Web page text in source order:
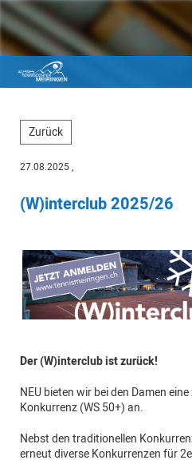
Zurück
27.08.2025,
(W)interclub 2025/26
Der (W)interclub ist zurück!
NEU bieten wir bei den Damen
Konkurrenz (WS 50+) an.
Nebst den traditionellen
erneut diverse Konkurrenzen für